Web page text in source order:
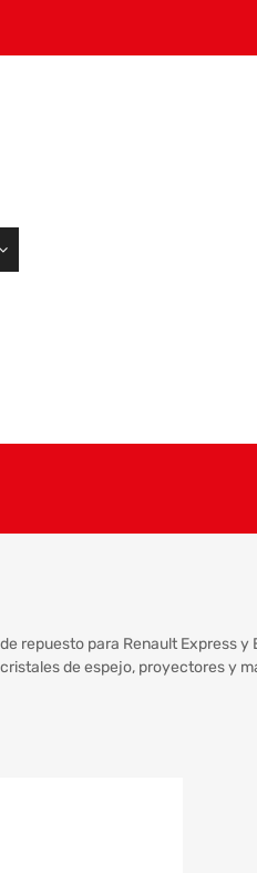
repuesto para Renault Express
de espejo, proyectores y